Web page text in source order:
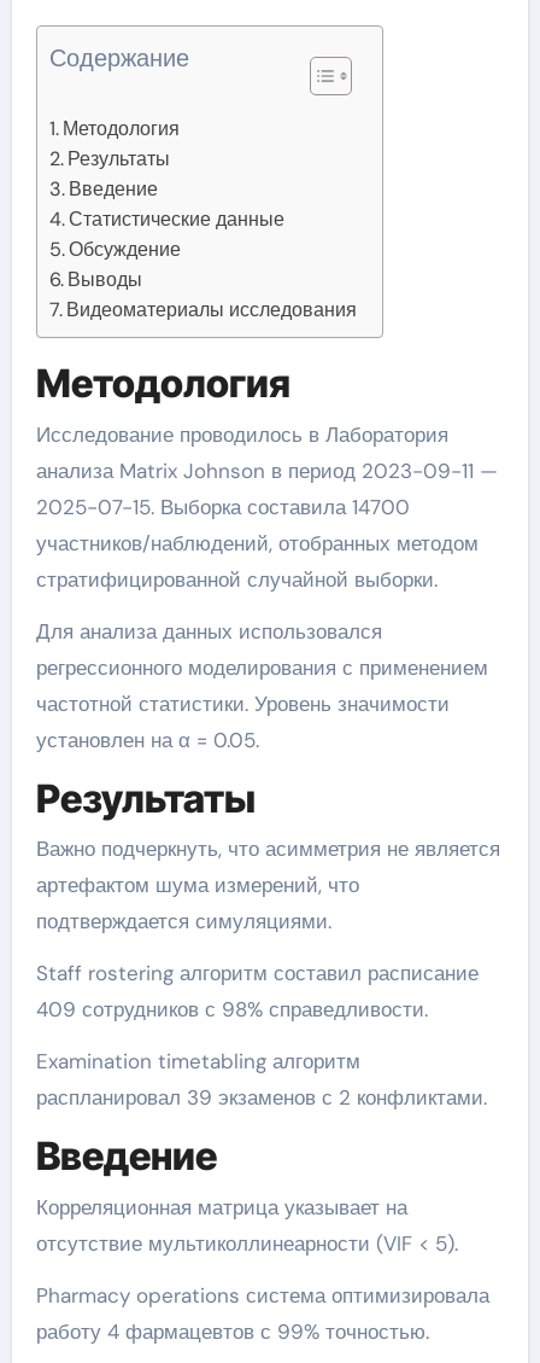
Содержание
Методология
Результаты
Введение
Статистические данные
Обсуждение
Выводы
Видеоматериалы исследования
Методология
Исследование проводилось в Лаборатория
анализа Matrix Johnson в период 2023-09-11 —
2025-07-15. Выборка составила 14700
участников/наблюдений, отобранных методом
стратифицированной случайной выборки.
Для анализа данных использовался
регрессионного моделирования с применением
частотной статистики. Уровень значимости
установлен на α = 0.05.
Результаты
Важно подчеркнуть, что асимметрия не является
артефактом шума измерений, что
подтверждается симуляциями.
Staff rostering алгоритм составил расписание
409 сотрудников с 98% справедливости.
Examination timetabling алгоритм
распланировал 39 экзаменов с 2 конфликтами.
Введение
Корреляционная матрица указывает на
отсутствие мультиколлинеарности (VIF < 5).
Pharmacy operations система оптимизировала
работу 4 фармацевтов с 99% точностью.